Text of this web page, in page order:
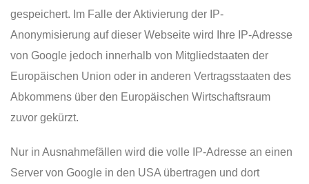
gespeichert. Im Falle der Aktivierung der IP-
Anonymisierung auf dieser Webseite wird Ihre IP-Adresse
von Google jedoch innerhalb von Mitgliedstaaten der
Europäischen Union oder in anderen Vertragsstaaten des
Abkommens über den Europäischen Wirtschaftsraum
zuvor gekürzt.
Nur in Ausnahmefällen wird die volle IP-Adresse an einen
Server von Google in den USA übertragen und dort